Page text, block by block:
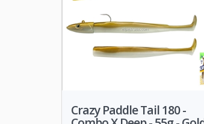
Crazy Paddle Tail 180 -